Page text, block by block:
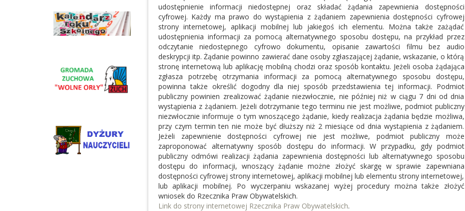
udostępnienie informacji niedostępnej oraz składać żądania zapewnienia dostępności
cyfrowej. Każdy ma prawo do wystąpienia z żądaniem zapewnienia dostępności cyfrowej
strony internetowej, aplikacji mobilnej lub jakiegoś ich elementu. Można także zażądać
udostępnienia informacji za pomocą alternatywnego sposobu dostępu, na przykład przez
odczytanie niedostępnego cyfrowo dokumentu, opisanie zawartości filmu bez audio
deskrypcji itp. Żądanie powinno zawierać dane osoby zgłaszającej żądanie, wskazanie, o którą
stronę internetową lub aplikację mobilną chodzi oraz sposób kontaktu. Jeżeli osoba żądająca
zgłasza potrzebę otrzymania informacji za pomocą alternatywnego sposobu dostępu,
powinna także określić dogodny dla niej sposób przedstawienia tej informacji. Podmiot
publiczny powinien zrealizować żądanie niezwłocznie, nie później niż w ciągu 7 dni od dnia
wystąpienia z żądaniem. Jeżeli dotrzymanie tego terminu nie jest możliwe, podmiot publiczny
niezwłocznie informuje o tym wnoszącego żądanie, kiedy realizacja żądania będzie możliwa,
przy czym termin ten nie może być dłuższy niż 2 miesiące od dnia wystąpienia z żądaniem.
Jeżeli zapewnienie dostępności cyfrowej nie jest możliwe, podmiot publiczny może
zaproponować alternatywny sposób dostępu do informacji. W przypadku, gdy podmiot
publiczny odmówi realizacji żądania zapewnienia dostępności lub alternatywnego sposobu
dostępu do informacji, wnoszący żądanie możne złożyć skargę w sprawie zapewniana
dostępności cyfrowej strony internetowej, aplikacji mobilnej lub elementu strony internetowej,
lub aplikacji mobilnej. Po wyczerpaniu wskazanej wyżej procedury można także złożyć
wniosek do Rzecznika Praw Obywatelskich.
Link do strony internetowej Rzecznika Praw Obywatelskich.